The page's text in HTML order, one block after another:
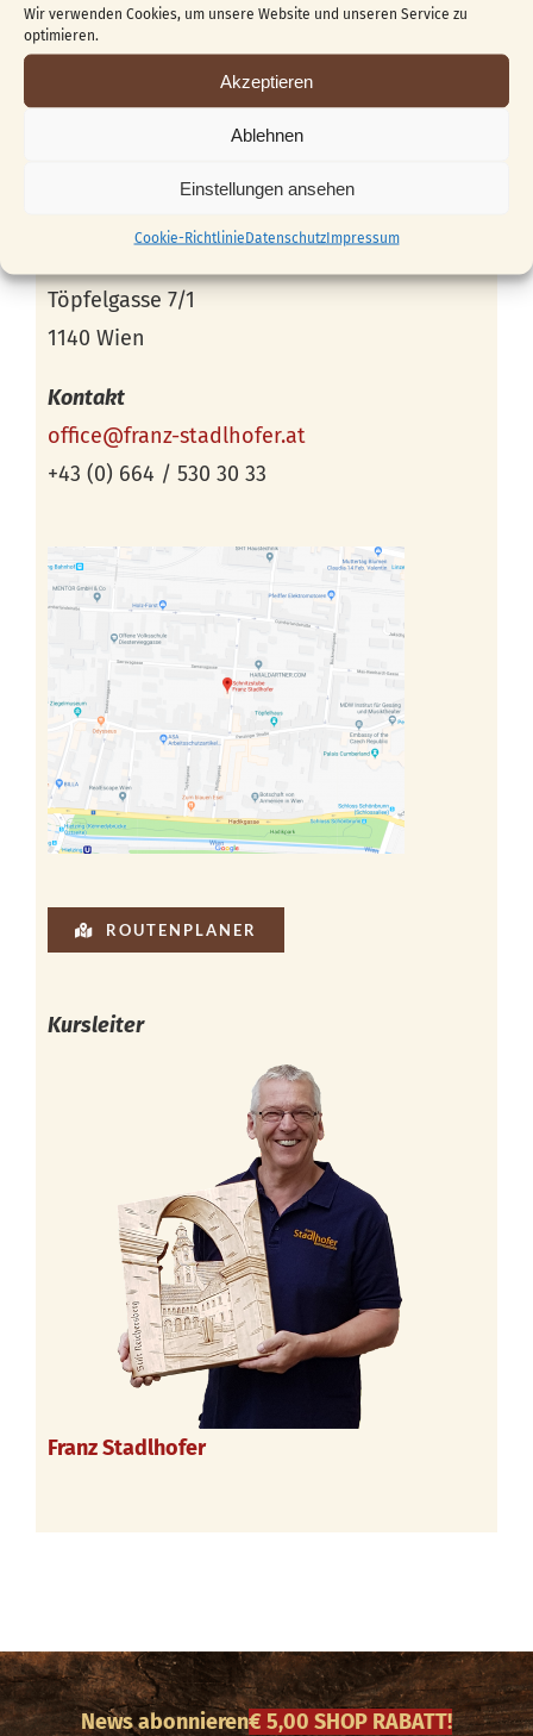
Wir verwenden Cookies, um unsere Website und unseren Service zu
optimieren.
Akzeptieren
Ablehnen
Einstellungen ansehen
Cookie-RichtlinieDatenschutzImpressum
Veranstaltungsort
Töpfelgasse 7/1
1140 Wien
Kontakt
office@franz-stadlhofer.at
+43 (0) 664 / 530 30 33
ROUTENPLANER
Kursleiter
Franz Stadlhofer
News abonnieren€ 5,00 SHOP RABATT!